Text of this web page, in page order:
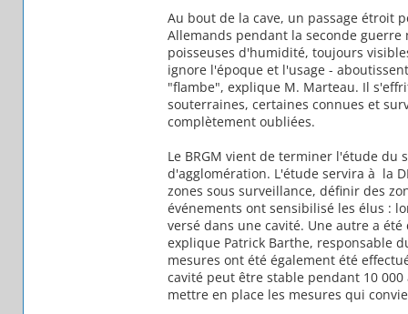
Au bout de la cave, un passage étroit
Allemands pendant la seconde guerre
poisseuses d'humidité, toujours
ignore l'époque et l'usage -
"flambe", explique M. Marteau. Il
souterraines, certaines connues et
complètement oubliées.
Le BRGM vient de terminer l'étude du
d'agglomération. L'étude servira à la
zones sous surveillance, définir des
événements ont sensibilisé les élus :
versé dans une cavité. Une autre a
explique Patrick Barthe, responsable
mesures ont été également été
cavité peut être stable pendant 10
mettre en place les mesures qui